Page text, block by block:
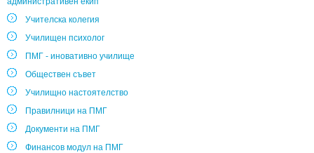
Учителска колегия
Училищен психолог
ПМГ - иновативно училище
Обществен съвет
Училищно настоятелство
Правилници на ПМГ
Документи на ПМГ
Финансов модул на ПМГ